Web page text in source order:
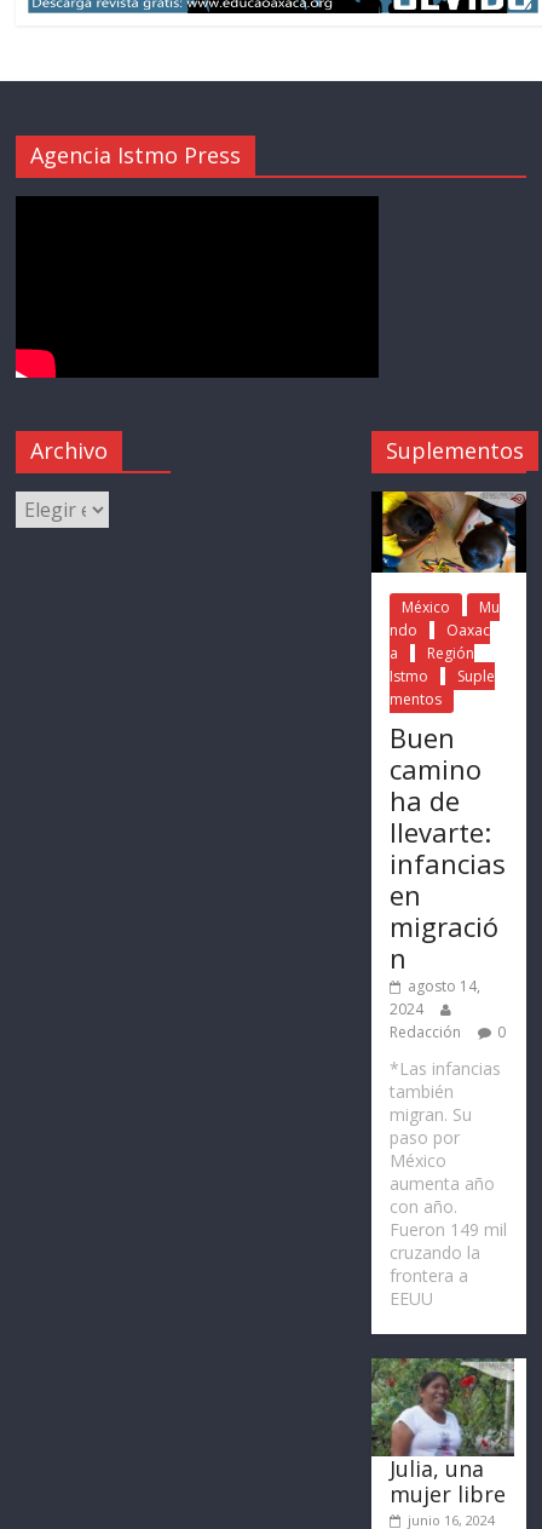
Agencia Istmo Press
Archivo Suplementos
México
Mu
ndo
Oaxac
a
Región
Istmo
Suple
mentos
Buen
camino
ha de
llevarte:
infancias
en
migració
n
agosto 14,
2024
Redacción
0
*Las infancias
también
migran. Su
paso por
México
aumenta año
con año.
Fueron 149 mil
cruzando la
frontera a
EEUU
Julia, una
mujer libre
junio 16, 2024